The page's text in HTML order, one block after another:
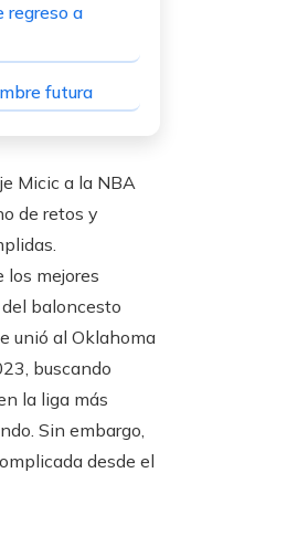
regreso a
futura
Micic a la NBA
de retos y
los mejores
baloncesto
unió al Oklahoma
buscando
la liga más
Sin embargo,
desde el